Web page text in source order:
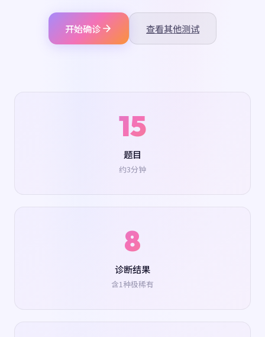
开始确诊 查看其他测试
15
题目
约3分钟
8
诊断结果
含1种极稀有